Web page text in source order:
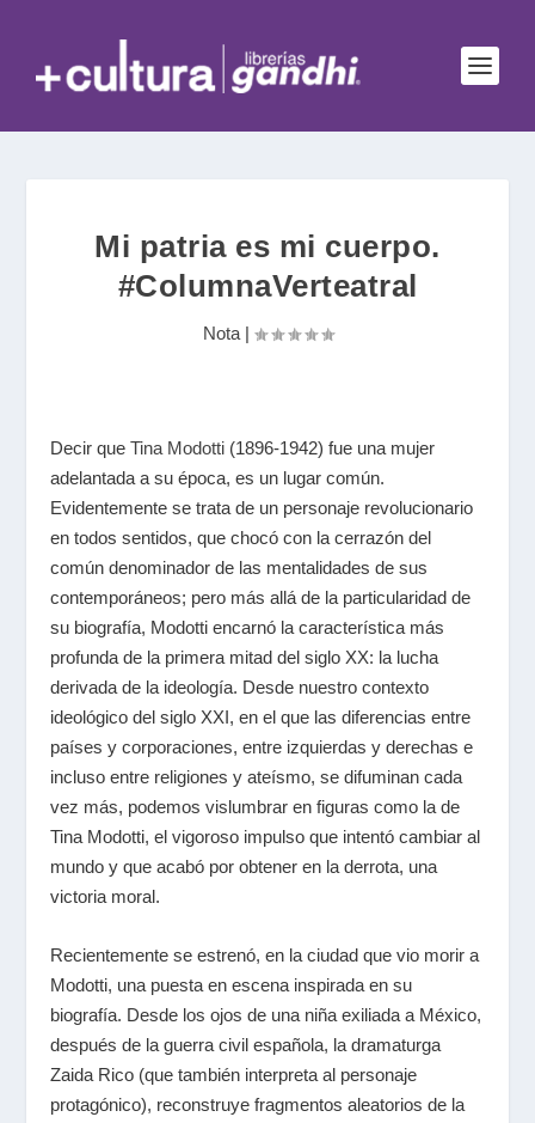
Mi patria es mi cuerpo.
#ColumnaVerteatral
Nota|
Decir queTina Modotti (1896-1942) fue una mujer
adelantada a su época, es un lugar común.
Evidentemente se trata de un personaje revolucionario
en todos sentidos, que chocó con la cerrazón del
común denominador de las mentalidades de sus
contemporáneos; pero más allá de la particularidad de
su biografía, Modotti encarnó la característica más
profunda de la primera mitad del siglo XX: la lucha
derivada de la ideología. Desde nuestro contexto
ideológico del siglo XXI, en el que las diferencias entre
países y corporaciones, entre izquierdas y derechas e
incluso entre religiones y ateísmo, se difuminan cada
vez más, podemos vislumbrar en figuras como la de
Tina Modotti, el vigoroso impulso que intentó cambiar al
mundo y que acabó por obtener en la derrota, una
victoria moral.
Recientemente se estrenó, en la ciudad que vio morir a
Modotti, una puesta en escena inspirada en su
biografía. Desde los ojos de una niña exiliada a México,
después de la guerra civil española, la dramaturga
Zaida Rico (que también interpreta al personaje
protagónico), reconstruye fragmentos aleatorios de la